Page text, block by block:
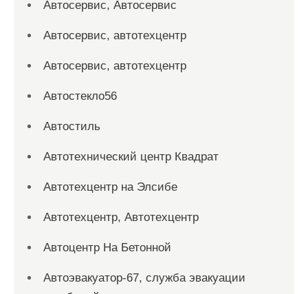
Автосервис, Автосервис
Автосервис, автотехцентр
Автосервис, автотехцентр
Автостекло56
Автостиль
Автотехнический центр Квадрат
Автотехцентр на Элсибе
Автотехцентр, Автотехцентр
Автоцентр На Бетонной
Автоэвакуатор-67, служба эвакуации